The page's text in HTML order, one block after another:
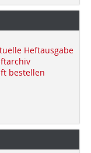
Heftausgabe
bestellen